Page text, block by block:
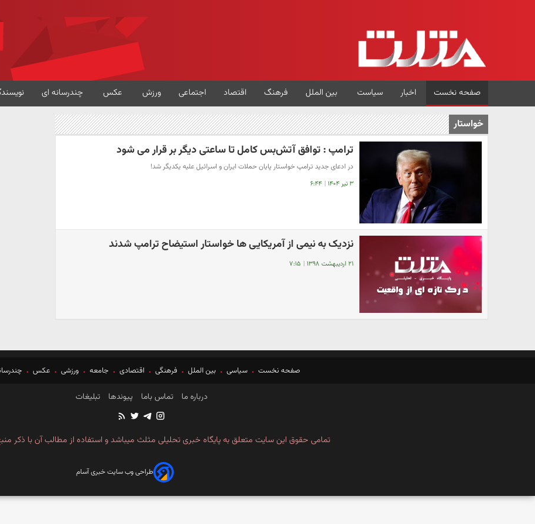
صفحه نخست اخبار سیاست بین الملل فرهنگ اقتصاد اجتماعی ورزش عکس چندرسانه ای
خواستار
ترامپ : توافق آتش‌بس کامل تا ساعتی دیگر بر قرار می شود
در ادعای جدید ترامپ خواستار پایان حملات ایران و اسرائیل علیه یکدیگر شد!
۳ تیر ۱۴۰۴ | ۶:۴۴
نزدیک به نیمی از آمریکایی ها خواستار استیضاح ترامپ شدند
۲۱ اردیبهشت ۱۳۹۸ | ۷:۱۵
صفحه نخست سیاسی بین الملل فرهنگی اقتصادی جامعه ورزشی عکس
درباره ما تماس باما پیوندها تبلیغات
تمامی حقوق این سایت متعلق به پایگاه خبری تحلیلی مثلث میباشد و استفاده از مطالب آن با ذکر
طراحی وب سایت خبری آسام